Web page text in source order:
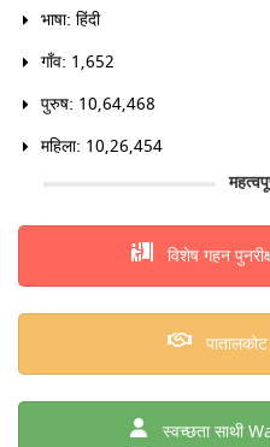
भाषा: हिंदी
गाँव: 1,652
पुरुष: 10,64,468
महिला: 10,26,454
विशेष गहन
स्वच्छता साथी